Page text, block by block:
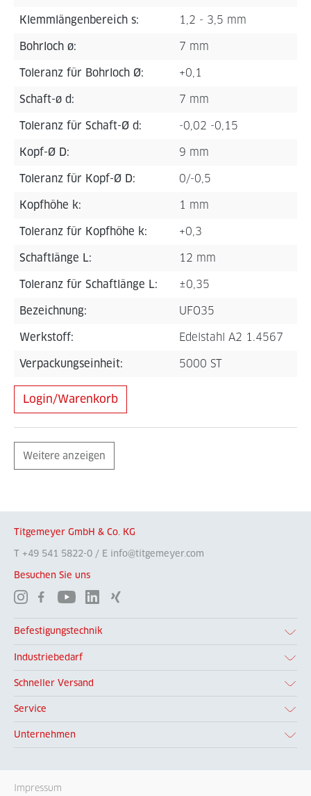
Klemmlängenbereich s: 1,2 - 3,5 mm
Bohrloch ø: 7 mm
Toleranz für Bohrloch Ø: +0,1
Schaft-ø d: 7 mm
Toleranz für Schaft-Ø d: -0,02 -0,15
Kopf-Ø D: 9 mm
Toleranz für Kopf-Ø D: 0/-0,5
Kopfhöhe k: 1 mm
Toleranz für Kopfhöhe k: +0,3
Schaftlänge L: 12 mm
Toleranz für Schaftlänge L: ±0,35
Bezeichnung: UFO35
Werkstoff: Edelstahl A2 1.4567
Verpackungseinheit: 5000 ST
Login/Warenkorb
Weitere anzeigen
Titgemeyer GmbH & Co. KG
T +49 541 5822-0 / E info@titgemeyer.com
Besuchen Sie uns
Befestigungstechnik
Industriebedarf
Schneller Versand
Service
Unternehmen
Impressum